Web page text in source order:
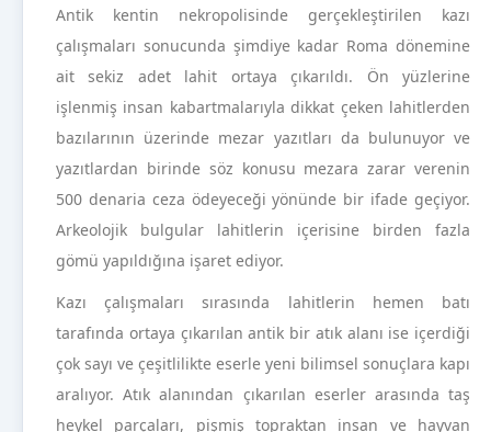
Antik kentin nekropolisinde gerçekleştirilen kazı
çalışmaları sonucunda şimdiye kadar Roma dönemine
ait sekiz adet lahit ortaya çıkarıldı. Ön yüzlerine
işlenmiş insan kabartmalarıyla dikkat çeken lahitlerden
bazılarının üzerinde mezar yazıtları da bulunuyor ve
yazıtlardan birinde söz konusu mezara zarar verenin
500 denaria ceza ödeyeceği yönünde bir ifade geçiyor.
Arkeolojik bulgular lahitlerin içerisine birden fazla
gömü yapıldığına işaret ediyor.
Kazı çalışmaları sırasında lahitlerin hemen batı
tarafında ortaya çıkarılan antik bir atık alanı ise içerdiği
çok sayı ve çeşitlilikte eserle yeni bilimsel sonuçlara kapı
aralıyor. Atık alanından çıkarılan eserler arasında taş
heykel parçaları, pişmiş topraktan insan ve hayvan